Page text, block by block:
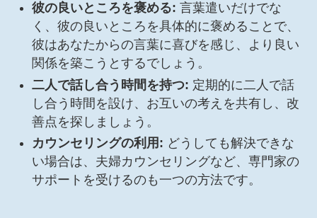
彼の良いところを褒める: 言葉遣いだけでな
く、彼の良いところを具体的に褒めることで、
彼はあなたからの言葉に喜びを感じ、より良い
関係を築こうとするでしょう。
二人で話し合う時間を持つ: 定期的に二人で話
し合う時間を設け、お互いの考えを共有し、改
善点を探しましょう。
カウンセリングの利用: どうしても解決できな
い場合は、夫婦カウンセリングなど、専門家の
サポートを受けるのも一つの方法です。